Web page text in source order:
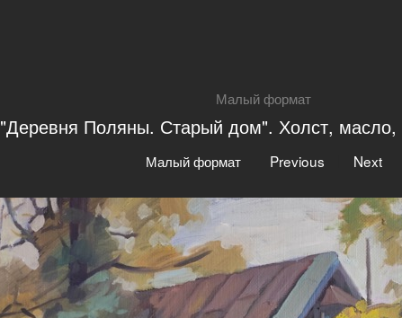
Малый формат
"Деревня Поляны. Старый дом". Холст, масло,
Малый формат Previous Next